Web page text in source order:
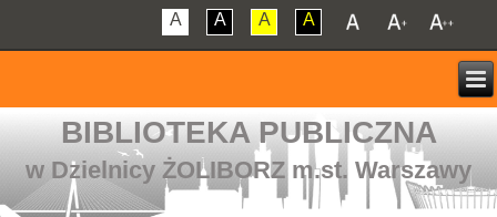
A A A A
BIBLIOTEKA PUBLICZNA
w Dzielnicy ŻOLIBORZ m.st. Warszawy